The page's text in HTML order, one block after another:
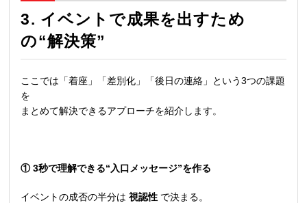
3. イベントで成果を出すため
の“解決策”
ここでは「着座」「差別化」「後日の連絡」という3つの課題
を
まとめて解決できるアプローチを紹介します。
① 3秒で理解できる“入口メッセージ”を作る
イベントの成否の半分は視認性 で決まる。